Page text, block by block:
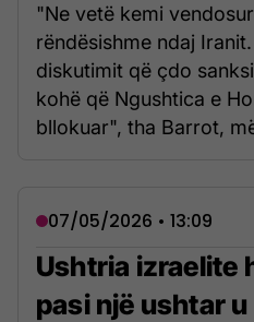
"Ne vetë kemi
rëndësishme ndaj
diskutimit që çdo
kohë që Ngushtica e
bllokuar", tha Barrot,
07/05/2026 • 13:09
Ushtria izraelite
pasi një ushtar u